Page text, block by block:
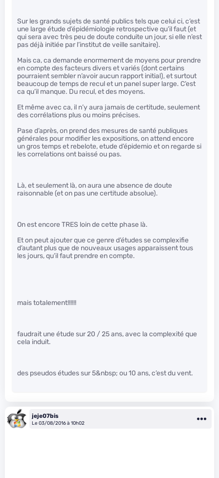
Sur les grands sujets de santé publics tels que celui ci, c’est
une large étude d’épidémiologie retrospective qu’il faut (et
qui sera avec très peu de doute conduite un jour, si elle n’est
pas déjà initiée par l’institut de veille sanitaire).
Mais ca, ca demande enormement de moyens pour prendre
en compte des facteurs divers et variés (dont certains
pourraient sembler n’avoir aucun rapport initial), et surtout
beaucoup de temps de recul et un panel super large. C’est
ca qu’il manque. Du recul, et des moyens.
Et même avec ca, il n’y aura jamais de certitude, seulement
des corrélations plus ou moins précises.
Pase d’après, on prend des mesures de santé publiques
générales pour modifier les expositions, on attend encore
un gros temps et rebelote, etude d’épidemio et on regarde si
les correlations ont baissé ou pas.
Là, et seulement là, on aura une absence de doute
raisonnable (et on pas une certitude absolue).
On est encore TRES loin de cette phase là.
Et on peut ajouter que ce genre d’études se complexifie
d’autant plus que de nouveaux usages apparaissent tous
les jours, qu’il faut prendre en compte.
mais totalement!!!!!!
faudrait une étude sur 20 / 25 ans, avec la complexité que
cela induit.
des pseudos études sur 5&nbsp; ou 10 ans, c’est du vent.
jeje07bis
Le 03/08/2016 à 10h02